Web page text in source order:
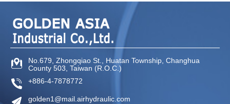
No.679, Zhongqiao St., Huatan Township, Changhua
County 503, Taiwan (R.O.C.)
+886-4-7878772
golden1@mail.airhydraulic.com